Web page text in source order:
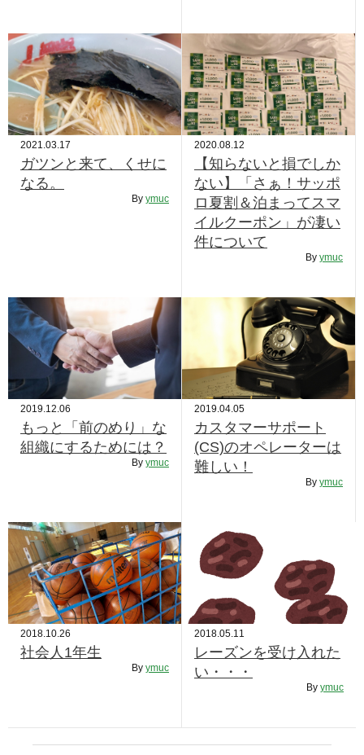
2021.03.17
ガツンと来て、くせに
なる。
By ymuc
2020.08.12
【知らないと損でしか
ない】「さぁ！サッポ
ロ夏割＆泊まってスマ
イルクーポン」が凄い
件について
By ymuc
2019.12.06
もっと「前のめり」な
組織にするためには？
By ymuc
2019.04.05
カスタマーサポート
(CS)のオペレーターは
難しい！
By ymuc
2018.10.26
社会人1年生
By ymuc
2018.05.11
レーズンを受け入れた
い・・・
By ymuc